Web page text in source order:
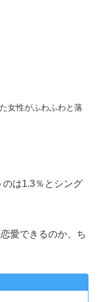
女性がふわふわと落
のは1.3％とシング
愛できるのか、ち